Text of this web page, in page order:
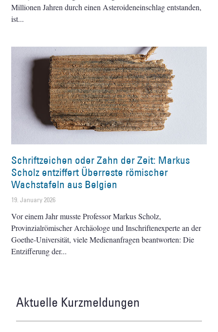
Millionen Jahren durch einen Asteroideneinschlag entstanden,
ist
Schriftzeichen oder Zahn der Zeit: Markus
Scholz entziffert Überreste römischer
Wachstafeln aus Belgien
19. January 2026
Vor einem Jahr musste Professor Markus Scholz,
Provinzialrömischer Archäologe und Inschriftenexperte an der
Goethe-Universität, viele Medienanfragen beantworten: Die
Entzifferung der
Aktuelle Kurzmeldungen